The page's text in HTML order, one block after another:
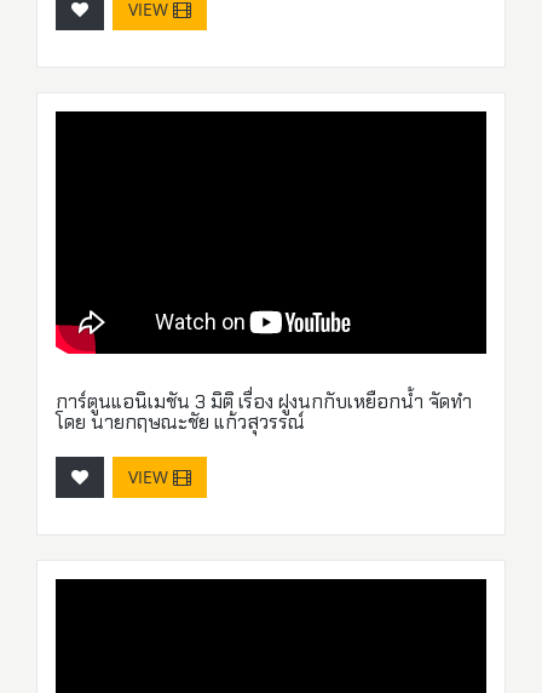
VIEW
การ์ตูนแอนิเมชัน 3 มิติ เรื่อง ฝูงนกกับเหยือกน้ำ จัดทำ
โดย นายกฤษณะชัย แก้วสุวรรณ์
VIEW